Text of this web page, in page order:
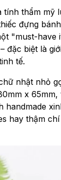
tính thẩm mỹ
đựng
"must-have
đặc biệt là
tế.
nhật nhỏ
x
handmade
hay thậm